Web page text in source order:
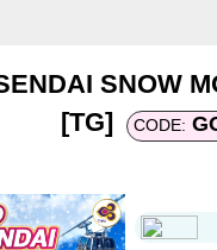
SNOW
[TG]
CODE: